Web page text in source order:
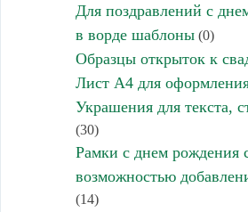
Для поздравлений с
в ворде шаблоны(0)
Образцы открыток к
Лист А4 для
Украшения для текста,
(30)
Рамки с днем рождения
возможностью
(14)